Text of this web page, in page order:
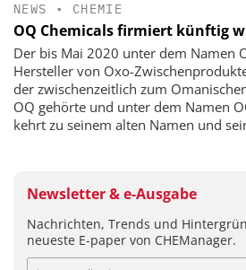
NEWS • CHEMIE
OQ Chemicals firmiert künftig
Der bis Mai 2020 unter dem Namen
Hersteller von Oxo-
der zwischenzeitlich zum
OQ gehörte und unter dem Namen
kehrt zu seinem alten Namen und
Newsletter & e-Ausgabe
Nachrichten, Trends und
neueste E-paper von CHEManager.